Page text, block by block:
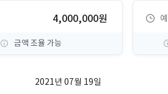
4,000,000원
금액 조율 가능
2021년 07월 19일